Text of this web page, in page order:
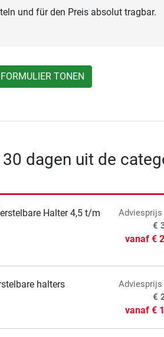
und für den Preis absolut tragbar.
TONEN
dagen uit de
Halter 4,5 t/m
Adviesprijs
€
vanaf€
halters Adviesprijs
€
vanaf€